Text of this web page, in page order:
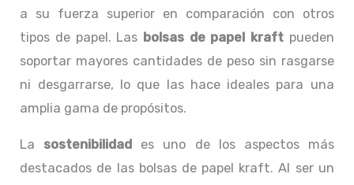
a su fuerza superior en comparación con otros
tipos de papel. Las bolsas de papel kraft pueden
soportar mayores cantidades de peso sin rasgarse
ni desgarrarse, lo que las hace ideales para una
amplia gama de propósitos.
La sostenibilidad
es uno de los aspectos más
destacados de las bolsas de papel kraft. Al ser un